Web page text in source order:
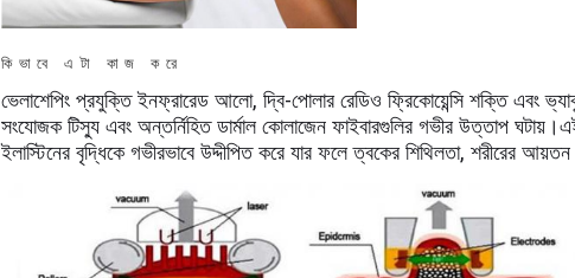
কিভাবে এটা কাজ করে
ভেলাশেপিং প্রযুক্তি ইনফ্রারেড আলো, দ্বি-পোলার রেডিও ফ্রিকোয়েন্সি শক্তি এবং
সংযোজক টিস্যু এবং অন্তর্নিহিত ডার্মাল কোলাজেন ফাইবারগুলির গভীর উত্তাপ
ইলাস্টিনের বৃদ্ধিকে গভীরভাবে উদ্দীপিত করে যার ফলে ত্বকের শিথিলতা, শরীরের